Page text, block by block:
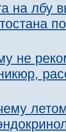
на лбу
не